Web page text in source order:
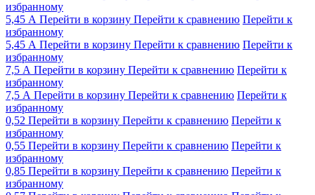
избранному
5,45 А Перейти в корзину Перейти к сравнению Перейти к
избранному
5,45 А Перейти в корзину Перейти к сравнению Перейти к
избранному
7,5 А Перейти в корзину Перейти к сравнению Перейти к
избранному
7,5 А Перейти в корзину Перейти к сравнению Перейти к
избранному
0,52 Перейти в корзину Перейти к сравнению Перейти к
избранному
0,55 Перейти в корзину Перейти к сравнению Перейти к
избранному
0,85 Перейти в корзину Перейти к сравнению Перейти к
избранному